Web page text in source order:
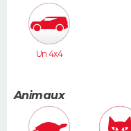
Un 4x4
Animaux